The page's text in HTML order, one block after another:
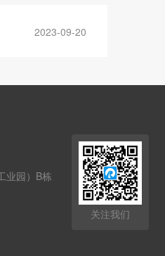
2023-09-20
业园）B栋
关注我们